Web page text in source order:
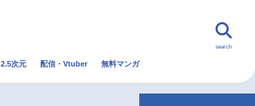
search
2.5次元 配信・Vtuber 無料マンガ